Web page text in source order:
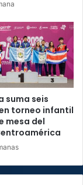
suma seis
torneo infantil
mesa del